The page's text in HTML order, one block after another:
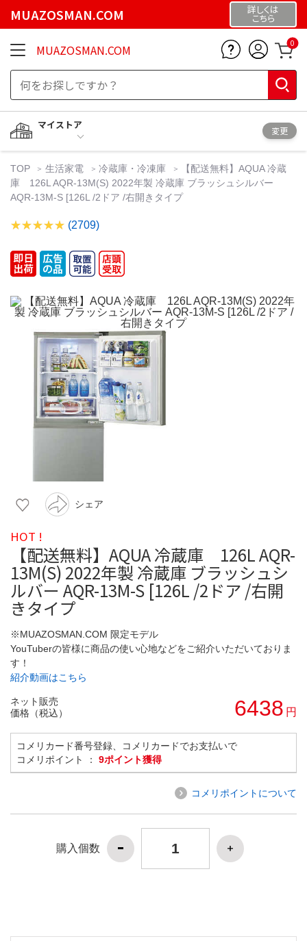
MUAZOSMAN.COM 詳しくは
こちら
MUAZOSMAN.COM 0
マイストア
変更
TOP 生活家電 冷蔵庫・冷凍庫
【配送無料】AQUA 冷蔵
庫 126L AQR-13M(S) 2022年製 冷蔵庫 ブラッシュシルバー
AQR-13M-S [126L /2ドア /右開きタイプ
(2709)
シェア
HOT !
【配送無料】AQUA 冷蔵庫 126L AQR-
13M(S) 2022年製 冷蔵庫 ブラッシュシ
ルバー AQR-13M-S [126L /2ドア /右開
きタイプ
※MUAZOSMAN.COM 限定モデル
YouTuberの皆様に商品の使い心地などをご紹介いただいておりま
す！
紹介動画はこちら
ネット販売
価格（税込）
6438 円
コメリカード番号登録、コメリカードでお支払いで
コメリポイント ： 9ポイント獲得
コメリポイントについて
購入個数